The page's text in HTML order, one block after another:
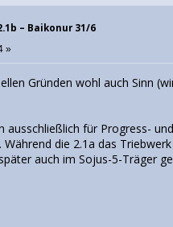
– Baikonur 31/6
»
Gründen wohl auch Sinn
für Progress-
die 2.1a das
auch im Sojus-5-Träger